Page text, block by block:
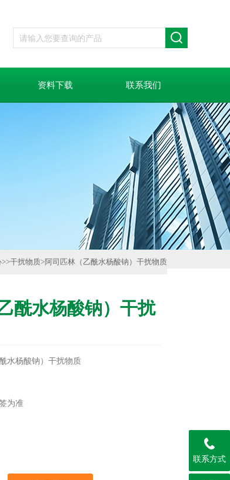
资料下载 联系我们
>>干扰物质>阿司匹林（乙酰水杨酸钠）干扰物质
酰水杨酸钠）干扰
水杨酸钠）干扰物质
为准
，更多产品信息欢迎致电咨询，我们将竭诚
联系方式